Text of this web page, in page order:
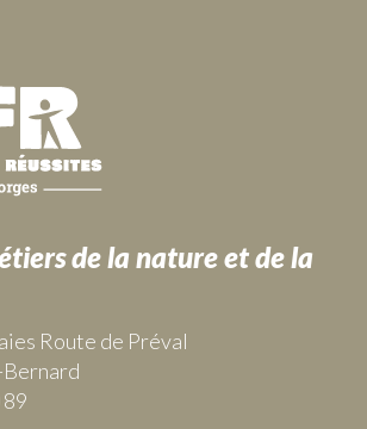
de la nature et de la
Route de Préval